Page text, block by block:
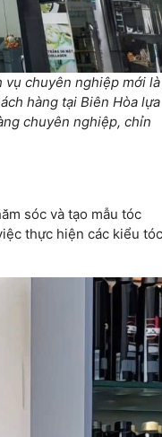
vụ chuyên nghiệp mới
hàng tại Biên Hòa lựa
chuyên nghiệp, chỉn
sóc và tạo mẫu tóc
thực hiện các kiểu tóc